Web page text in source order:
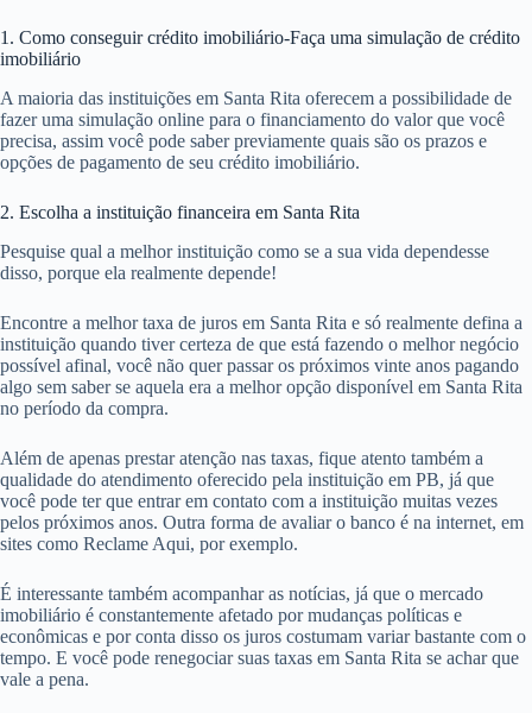
1. Como conseguir crédito imobiliário-Faça uma simulação de crédito
imobiliário
A maioria das instituições em Santa Rita oferecem a possibilidade de
fazer uma simulação online para o financiamento do valor que você
precisa, assim você pode saber previamente quais são os prazos e
opções de pagamento de seu crédito imobiliário.
2. Escolha a instituição financeira em Santa Rita
Pesquise qual a melhor instituição como se a sua vida dependesse
disso, porque ela realmente depende!
Encontre a melhor taxa de juros em Santa Rita e só realmente defina a
instituição quando tiver certeza de que está fazendo o melhor negócio
possível afinal, você não quer passar os próximos vinte anos pagando
algo sem saber se aquela era a melhor opção disponível em Santa Rita
no período da compra.
Além de apenas prestar atenção nas taxas, fique atento também a
qualidade do atendimento oferecido pela instituição em PB, já que
você pode ter que entrar em contato com a instituição muitas vezes
pelos próximos anos. Outra forma de avaliar o banco é na internet, em
sites como Reclame Aqui, por exemplo.
É interessante também acompanhar as notícias, já que o mercado
imobiliário é constantemente afetado por mudanças políticas e
econômicas e por conta disso os juros costumam variar bastante com o
tempo. E você pode renegociar suas taxas em Santa Rita se achar que
vale a pena.